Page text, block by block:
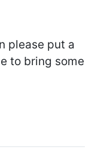
please put a
to bring some